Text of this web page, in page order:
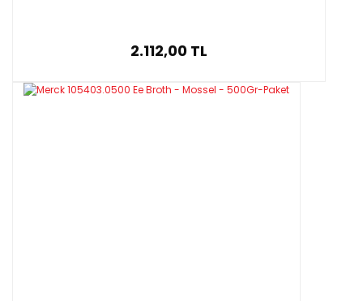
2.112,00 TL